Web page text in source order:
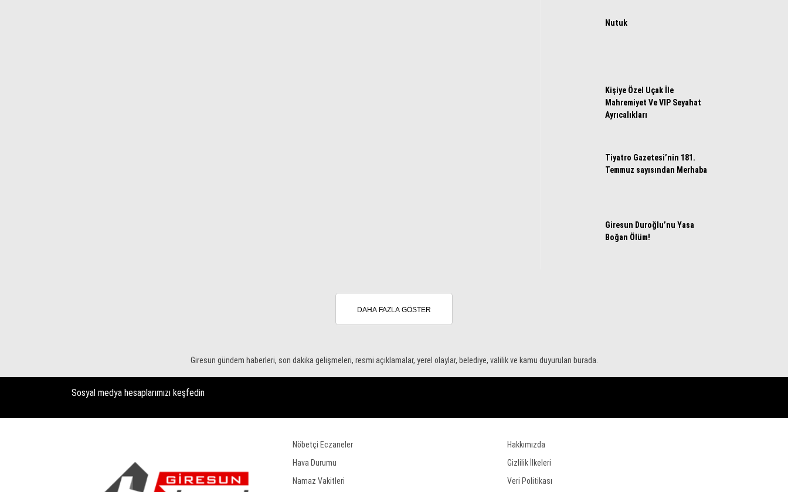
Nutuk
Kişiye Özel Uçak İle
Mahremiyet Ve VIP Seyahat
Ayrıcalıkları
Tiyatro Gazetesi’nin 181.
Temmuz sayısından Merhaba
Giresun Duroğlu’nu Yasa
Boğan Ölüm!
DAHA FAZLA GÖSTER
Giresun gündem haberleri, son dakika gelişmeleri, resmi açıklamalar, yerel olaylar, belediye, valilik ve kamu duyuruları burada.
Sosyal medya hesaplarımızı keşfedin
Nöbetçi Eczaneler
Hava Durumu
Namaz Vakitleri
Hakkımızda
Gizlilik İlkeleri
Veri Politikası